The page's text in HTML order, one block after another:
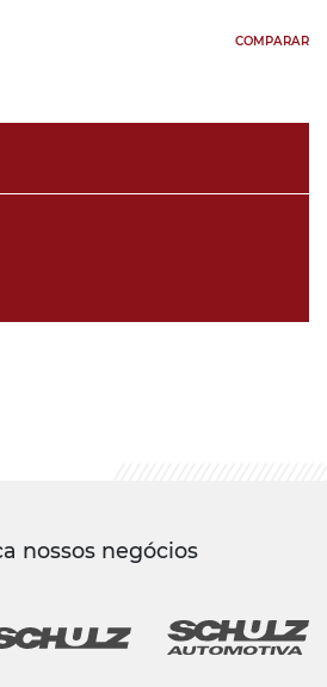
COMPARAR
nossos negócios